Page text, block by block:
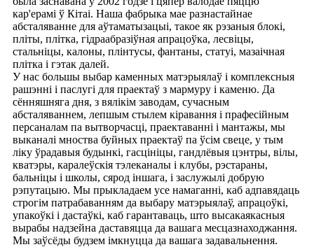
кар'ерамі ў Кітаі. Наша фабрыка мае разнастайнае
абсталяванне для аўтаматызацыі, такое як рэзаныя блокі,
пліты, плітка, гідраабразіўная апрацоўка, лесвіцы,
стальніцы, калоны, плінтусы, фантаны, статуі, мазаічная
плітка і гэтак далей.
У нас большы выбар каменных матэрыялаў і комплексныя
рашэнні і паслугі для праектаў з мармуру і каменю. Да
сённяшняга дня, з вялікім заводам, сучасным
абсталяваннем, лепшым стылем кіравання і прафесійным
персаналам па вытворчасці, праектаванні і мантажы, мы
выканалі мноства буйных праектаў па ўсім свеце, у тым
ліку ўрадавыя будынкі, гасцініцы, гандлёвыя цэнтры, вілы,
кватэры, каралеўскія тэлеканалы і клубы, рэстараны,
бальніцы і школы, сярод іншага, і заслужылі добрую
рэпутацыю. Мы прыкладаем усе намаганні, каб адпавядаць
строгім патрабаванням да выбару матэрыялаў, апрацоўкі,
упакоўкі і дастаўкі, каб гарантаваць, што высакаякасныя
вырабы надзейна даставяцца да вашага месцазнаходжання.
Мы заўсёды будзем імкнуцца да вашага задавальнення.